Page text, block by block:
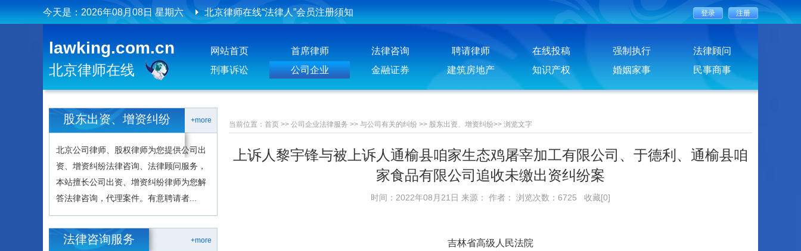
今天是： 2026年08月08日 星期六 北京律师在线投稿须知
lawking.com.cn
北京律师在线
网站首页 首席律师 法律咨询 聘请律师 在线投稿 强制执行
法律顾问
刑事诉讼
公司企业 金融证券 建筑房地产 知识产权 婚姻家事 民事商事
+more
股东出资、增资纠纷
北京公司律师、股权律师为您提供公司出
资、增资纠纷法律咨询、法律顾问服务，
本站擅长公司出资、增资纠纷律师为您解
答法律咨询，代理案件。有意聘请者...
+more
法律咨询服务
当前位置： 首页 >> 公司企业法律服务 >> 与公司有关的纠纷 >> 股东出资、增资纠纷>> 浏览文字
上诉人黎宇锋与被上诉人通榆县咱家生态鸡屠宰加工有限公司、于德利、通榆县咱
家食品有限公司追收未缴出资纠纷案
时间：2022年08月21日 来源： 作者： 浏览次数：6725 收藏[0]
吉林省高级人民法院